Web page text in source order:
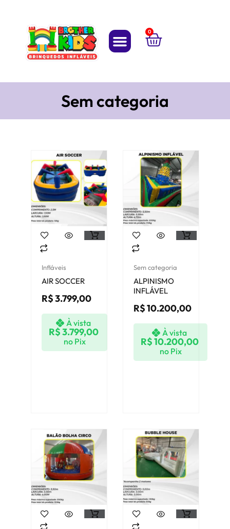
0
Sem categoria
Infláveis
AIR SOCCER
R$3.799,00
À vista
R$3.799,00
no Pix
Sem categoria
ALPINISMO
INFLÁVEL
R$10.200,00
À vista
R$10.200,00
no Pix